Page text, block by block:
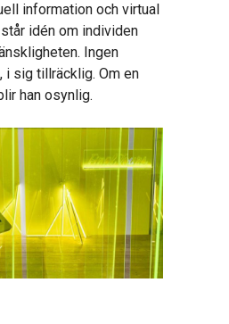
information och virtual
idén om individen
Ingen
i sig tillräcklig. Om en
han osynlig.